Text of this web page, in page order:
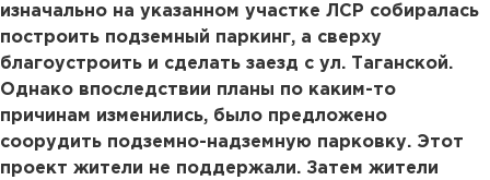
изначально на указанном участке ЛСР собиралась
построить подземный паркинг, а сверху
благоустроить и сделать заезд с ул. Таганской.
Однако впоследствии планы по каким-то
причинам изменились, было предложено
соорудить подземно-надземную парковку. Этот
проект жители не поддержали. Затем жители